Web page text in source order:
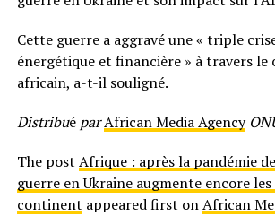
Cette guerre a aggravé une « triple
énergétique et financière » à travers
africain, a-t-il souligné.
Distribué parAfrican Media Agency
The post Afrique : après la pandémie
guerre en Ukraine augmente encore
continent appeared first onAfrican